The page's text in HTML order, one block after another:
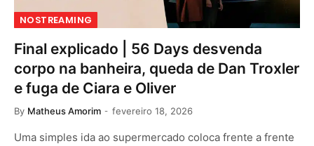
NOSTREAMING
Final explicado | 56 Days desvenda
corpo na banheira, queda de Dan Troxler
e fuga de Ciara e Oliver
By Matheus Amorim fevereiro 18, 2026
Uma simples ida ao supermercado coloca frente a frente